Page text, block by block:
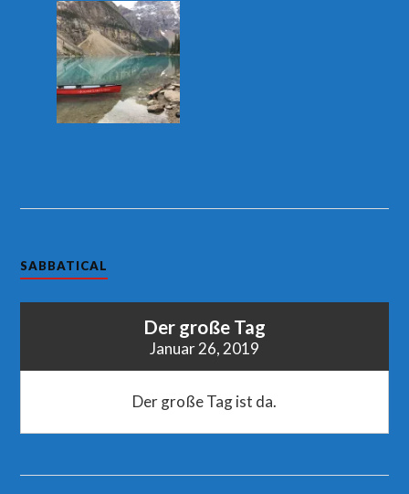
SABBATICAL
Der große Tag
Januar 26, 2019
Der große Tag ist da.